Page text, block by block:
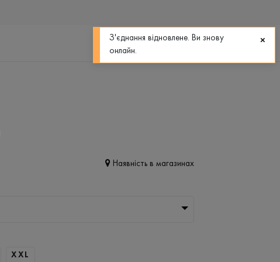
0
Наявність в магазинах
XXL
З'єднання відновлене. Ви знову
онлайн.